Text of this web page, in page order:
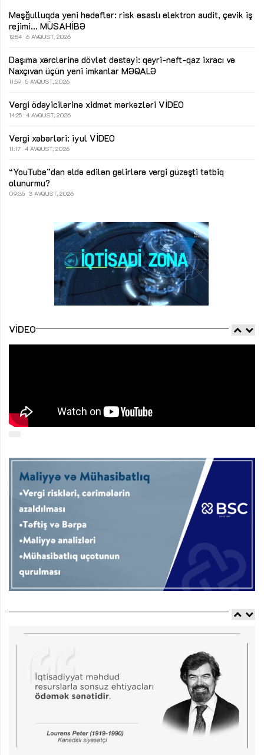
Məşğulluqda yeni hədəflər: risk əsaslı elektron audit, çevik iş
rejimi... MÜSAHİBƏ
12:54 6 AVQUST, 2026
Daşıma xərclərinə dövlət dəstəyi: qeyri-neft-qaz ixracı və
Naxçıvan üçün yeni imkanlar MƏQALƏ
11:59 5 AVQUST, 2026
Vergi ödəyicilərinə xidmət mərkəzləri VİDEO
14:25 4 AVQUST, 2026
Vergi xəbərləri: iyul VİDEO
11:17 4 AVQUST, 2026
“YouTube”dan əldə edilən gəlirlərə vergi güzəşti tətbiq
olunurmu?
09:35 3 AVQUST, 2026
VIDEO